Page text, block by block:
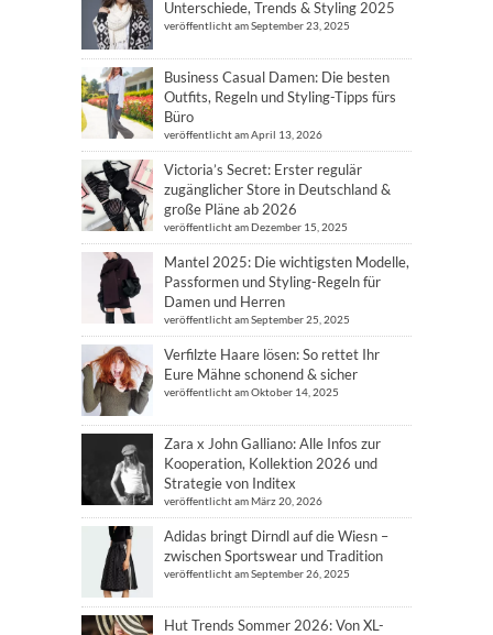
Unterschiede, Trends & Styling 2025
veröffentlicht am September 23, 2025
Business Casual Damen: Die besten
Outfits, Regeln und Styling-Tipps fürs
Büro
veröffentlicht am April 13, 2026
Victoria’s Secret: Erster regulär
zugänglicher Store in Deutschland &
große Pläne ab 2026
veröffentlicht am Dezember 15, 2025
Mantel 2025: Die wichtigsten Modelle,
Passformen und Styling-Regeln für
Damen und Herren
veröffentlicht am September 25, 2025
Verfilzte Haare lösen: So rettet Ihr
Eure Mähne schonend & sicher
veröffentlicht am Oktober 14, 2025
Zara x John Galliano: Alle Infos zur
Kooperation, Kollektion 2026 und
Strategie von Inditex
veröffentlicht am März 20, 2026
Adidas bringt Dirndl auf die Wiesn –
zwischen Sportswear und Tradition
veröffentlicht am September 26, 2025
Hut Trends Sommer 2026: Von XL-